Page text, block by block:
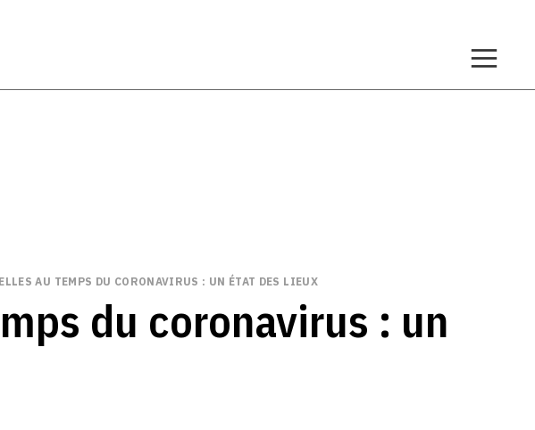
AU TEMPS DU CORONAVIRUS : UN ÉTAT DES LIEUX
du coronavirus : un